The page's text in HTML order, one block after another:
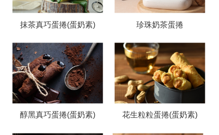
抹茶真巧蛋捲(蛋奶素) 珍珠奶茶蛋捲
醇黑真巧蛋捲(蛋奶素) 花生粒粒蛋捲(蛋奶素)